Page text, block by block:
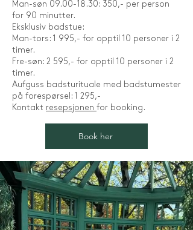
Man-søn 09.00-18.30: 350,- per person
for 90 minutter.
Eksklusiv badstue:
Man-tors: 1 995,- for opptil 10 personer i 2
timer.
Fre-søn: 2 595,- for opptil 10 personer i 2
timer.
Aufguss badsturituale med badstumester
på forespørsel: 1 295,-
Kontakt resepsjonen for booking.
Book her